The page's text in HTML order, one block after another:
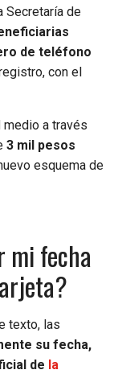
Secretaría de
de teléfono
con el
medio a través
3 mil pesos
esquema de
mi fecha
texto, las
su fecha,
de la